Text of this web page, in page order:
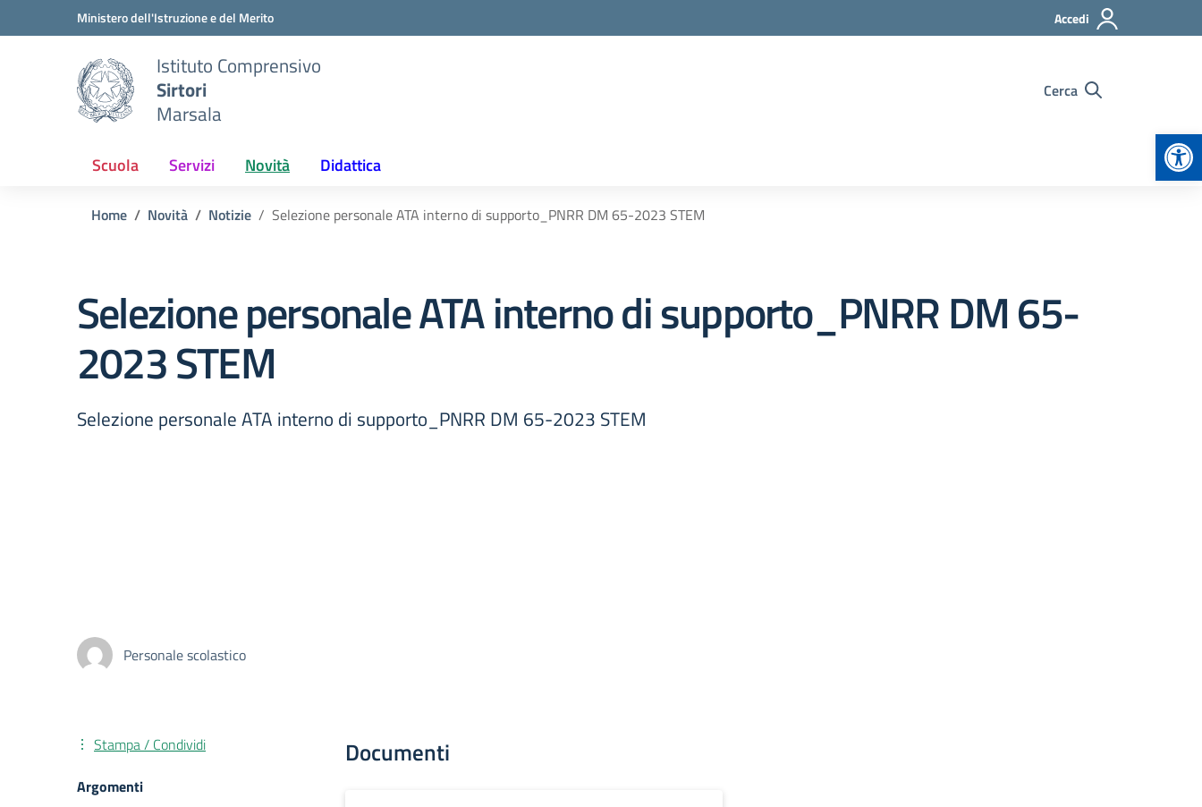
Vai ai contenuti
Vai al menu di navigazioneMinistero dell'Istruzione e del Merito Accedi
Istituto Comprensivo
Sirtori
Marsala
Cerca
Scuola Servizi Novità Didattica
Home Novità Notizie Selezione personale ATA interno di supporto_PNRR DM 65-2023 STEM
Selezione personale ATA interno di supporto_PNRR DM 65-
2023 STEM
Selezione personale ATA interno di supporto_PNRR DM 65-2023 STEM
Personale scolastico
Documenti
Stampa / Condividi
Argomenti